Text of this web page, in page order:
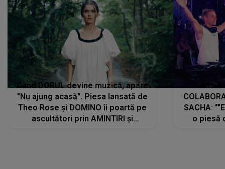
Când DORUL devine muzică, apare
"Nu ajung acasă". Piesa lansată de
Theo Rose și DOMINO îi poartă pe
ascultători prin AMINTIRI și
SACHA:
o piesă